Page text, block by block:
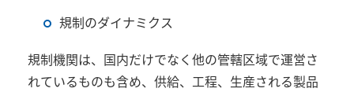
規制のダイナミクス
規制機関は、国内だけでなく他の管轄区域で運営さ
れているものも含め、供給、工程、生産される製品